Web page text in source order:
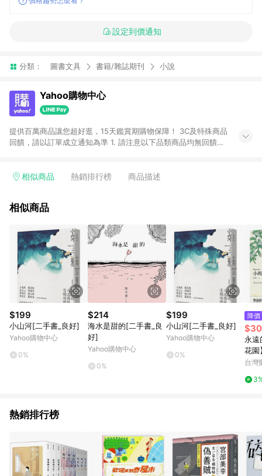
設定到價通知
分類： 圖書文具 書籍/雜誌期刊 小說
Yahoo購物中心
提供百萬商品讓您超好逛，15天鑑賞期購物保障！ 3C及特殊商品
回饋，請以訂單成立通知為準 1. 請注意以下品類商品均無回饋：
電玩/遊戲/相機/單眼/鏡頭/拍立得 [2024/6/1起適用] -內接硬
的購回饋活動享Yahoo超贈點回饋者 - 購物中心商店之商品：商
3. 訂單回饋金額將扣除運費/購物金/超贈點/福利金/紅利折抵/折
價券等虛擬貨幣折抵 4. 大宗採購或批發轉賣不具回饋資格： 如
有相關事證認定您為大宗採購、批發轉賣而非最終消費使用者，
相關認定以Yahoo購物中心之認定為準
相似商品 熱銷排行榜 商品描述
相似商品
$199
小山河[二手書_良好]
Yahoo購物中心
0%
$214
海水是甜的[二手書_良
好]
Yahoo購物中心
0%
$199
小山河[二手書_良好]
Yahoo購物中心
0%
降價
永遠
花園
台灣
熱銷排行榜